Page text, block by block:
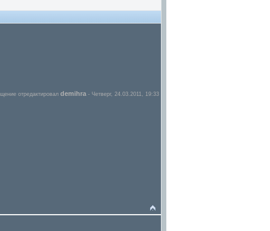
отредактировал demihra - Четверг, 24.03.2011, 19:33